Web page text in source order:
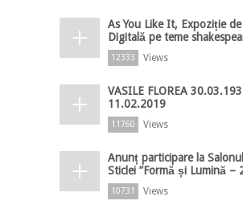
As You Like It, Expoziție
Digitală pe teme
12333 Views
VASILE FLOREA
11.02.2019
11760 Views
Anunț participare la
Sticlei ”Formă și Lumină –
10731 Views